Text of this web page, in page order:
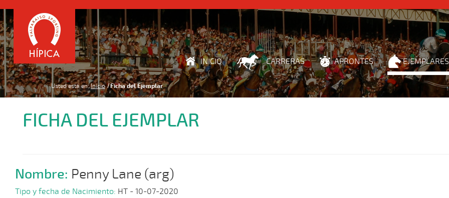
INICIO CARRERAS APRONTES EJEMPLARES
Usted está en: Inicio Ficha del Ejemplar
FICHA DEL EJEMPLAR
Nombre: Penny Lane (arg)
Tipo y fecha de Nacimiento: HT - 10-07-2020